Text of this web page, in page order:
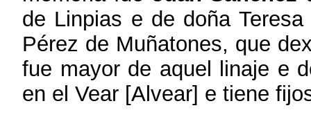
de Linpias e de doña
Pérez de Muñatones, que
fue mayor de aquel linaje e
en el Vear [Alvear] e tiene